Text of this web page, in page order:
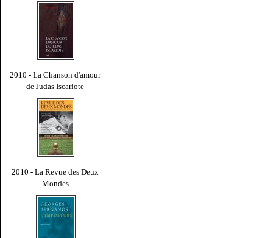
2010 - La Chanson d'amour
de Judas Iscariote
2010 - La Revue des Deux
Mondes